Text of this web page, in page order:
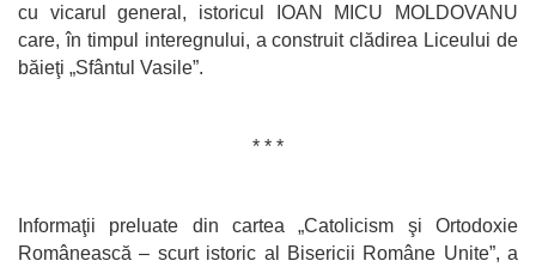
cu vicarul general, istoricul IOAN MICU MOLDOVANU
care, în timpul interegnului, a construit clădirea Liceului de
băieţi „Sfântul Vasile”.
* * *
Informaţii preluate din cartea „Catolicism şi Ortodoxie
Românească – scurt istoric al Bisericii Române Unite”, a